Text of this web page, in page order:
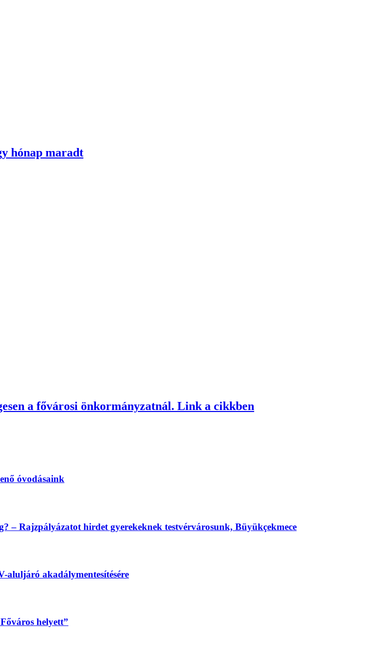
hónap maradt
a fővárosi önkormányzatnál. Link a cikkben
óvodásaink
– Rajzpályázatot hirdet gyerekeknek testvérvárosunk, Büyükçekmece
aluljáró akadálymentesítésére
helyett”